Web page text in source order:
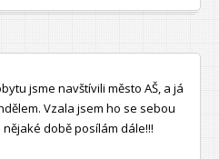
jsme navštívili město AŠ, a já
Vzala jsem ho se sebou
době posílám dále!!!